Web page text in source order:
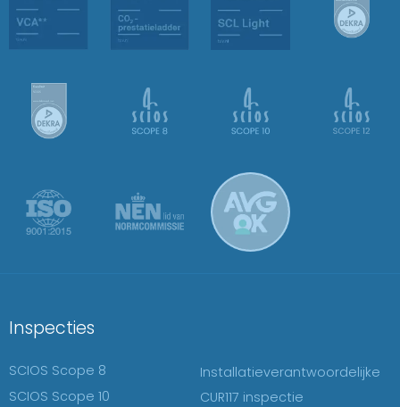
Inspecties
SCIOS Scope 8
SCIOS Scope 10
Installatieverantwoordelijke
CUR117 inspectie